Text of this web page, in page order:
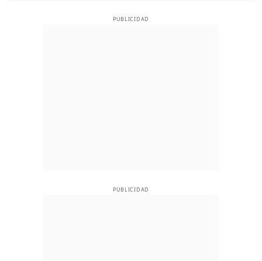
PUBLICIDAD
PUBLICIDAD